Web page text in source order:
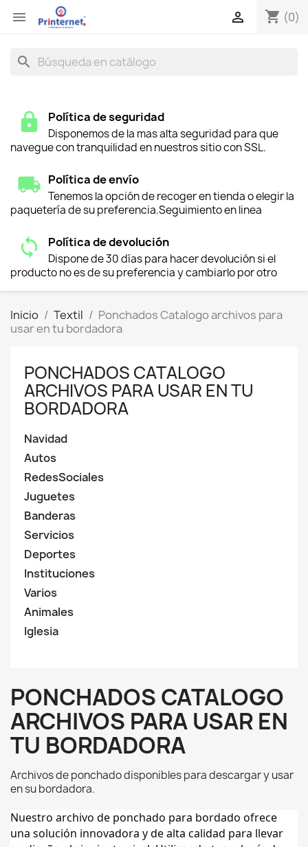
 shopping_cart (0)

search
Política de seguridad
Disponemos de la mas alta seguridad para que
navegue con tranquilidad en nuestros sitio con SSL.
Política de envío
Tenemos la opción de recoger en tienda o elegir la
paquetería de su preferencia.Seguimiento en linea
Política de devolución
Dispone de 30 días para hacer devolución si el
producto no es de su preferencia y cambiarlo por otro
Inicio Textil
Ponchados Catalogo archivos para
usar en tu bordadora
PONCHADOS CATALOGO
ARCHIVOS PARA USAR EN TU
BORDADORA
Navidad
Autos
RedesSociales
Juguetes
Banderas
Servicios
Deportes
Instituciones
Varios
Animales
Iglesia
PONCHADOS CATALOGO
ARCHIVOS PARA USAR EN
TU BORDADORA
Archivos de ponchado disponibles para descargar y usar
en su bordadora.
Nuestro archivo de ponchado para bordado ofrece
una solución innovadora y de alta calidad para llevar